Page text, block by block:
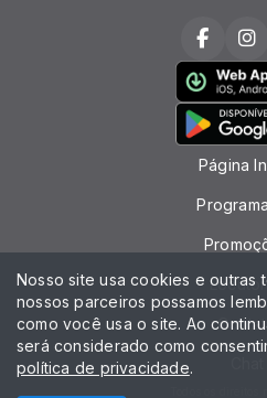
Página
Nosso site usa cookies e outras
nossos parceiros possamos
como você usa o site. Ao
será considerado como
política de privacidade.